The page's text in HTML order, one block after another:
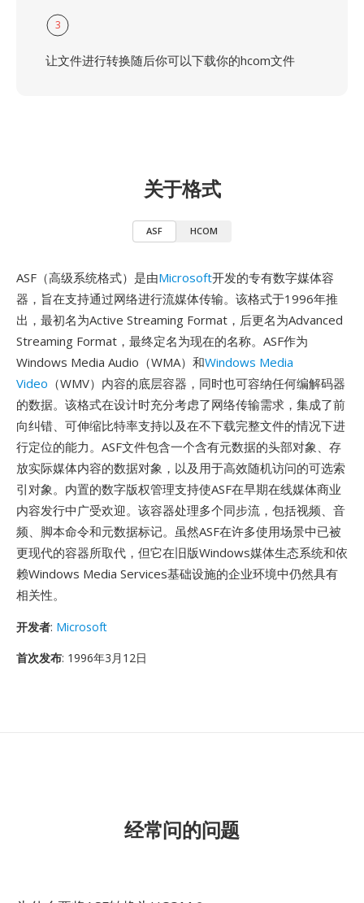
3
让文件进行转换随后你可以下载你的hcom文件
关于格式
ASF HCOM
ASF（高级系统格式）是由Microsoft开发的专有数字媒体容
器，旨在支持通过网络进行流媒体传输。该格式于1996年推
出，最初名为Active Streaming Format，后更名为Advanced
Streaming Format，最终定名为现在的名称。ASF作为
Windows Media Audio（WMA）和Windows Media
Video （WMV）内容的底层容器，同时也可容纳任何编解码器
的数据。该格式在设计时充分考虑了网络传输需求，集成了前
向纠错、可伸缩比特率支持以及在不下载完整文件的情况下进
行定位的能力。ASF文件包含一个含有元数据的头部对象、存
放实际媒体内容的数据对象，以及用于高效随机访问的可选索
引对象。内置的数字版权管理支持使ASF在早期在线媒体商业
内容发行中广受欢迎。该容器处理多个同步流，包括视频、音
频、脚本命令和元数据标记。虽然ASF在许多使用场景中已被
更现代的容器所取代，但它在旧版Windows媒体生态系统和依
赖Windows Media Services基础设施的企业环境中仍然具有
相关性。
开发者: Microsoft
首次发布: 1996年3月12日
经常问的问题